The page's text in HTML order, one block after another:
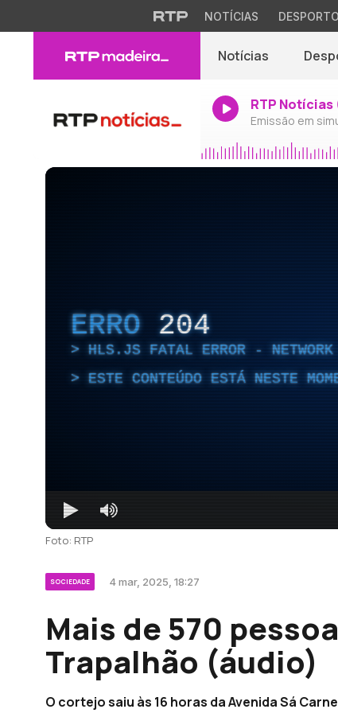
NOTÍCIAS DESPORTO
Notícias
RTP Notícias
Emissão em
ERRO 204
HLS.JS FATAL ERROR - NETWORK
ESTE CONTEÚDO ESTÁ NESTE
Foto: RTP
SOCIEDADE 4 mar, 2025, 18:27
Mais de 570
Trapalhão (áudio)
O cortejo saiu às 16 horas da Avenida Sá